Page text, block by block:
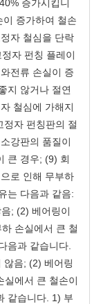
증가시킵니
증가하여 철손
자 철심을 단락
자 펀칭 플레이
전류 손실이 증
지 않거나 절연
철심에 가해지
자 펀칭판의 절
강판의 품질이
큰 경우; (9) 회
로 인해 무부하
는 다음과 같음:
; (2) 베어링이
손실에서 큰 철
음과 같습니다.
않음; (2) 베어링
실에서 큰 철손이
같습니다. 1) 부